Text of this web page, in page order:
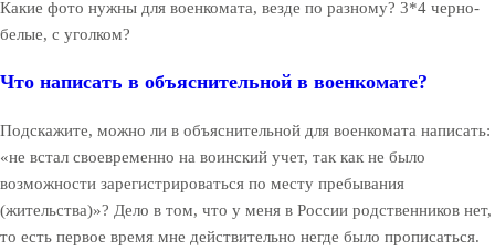
Какие фото нужны для военкомата, везде по разному? 3*4 черно-
белые, с уголком?
Что написать в объяснительной в военкомате?
Подскажите, можно ли в объяснительной для военкомата написать:
«не встал своевременно на воинский учет, так как не было
возможности зарегистрироваться по месту пребывания
(жительства)»? Дело в том, что у меня в России родственников нет,
то есть первое время мне действительно негде было прописаться.